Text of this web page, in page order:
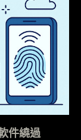
件繞過